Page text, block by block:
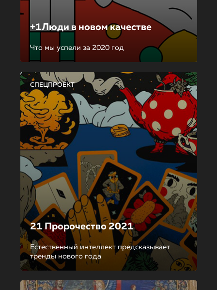
+1Люди в новом качестве
Что мы успели за 2020 год
СПЕЦПРОЕКТ
21 Пророчество 2021
Естественный интеллект предсказывает
тренды нового года